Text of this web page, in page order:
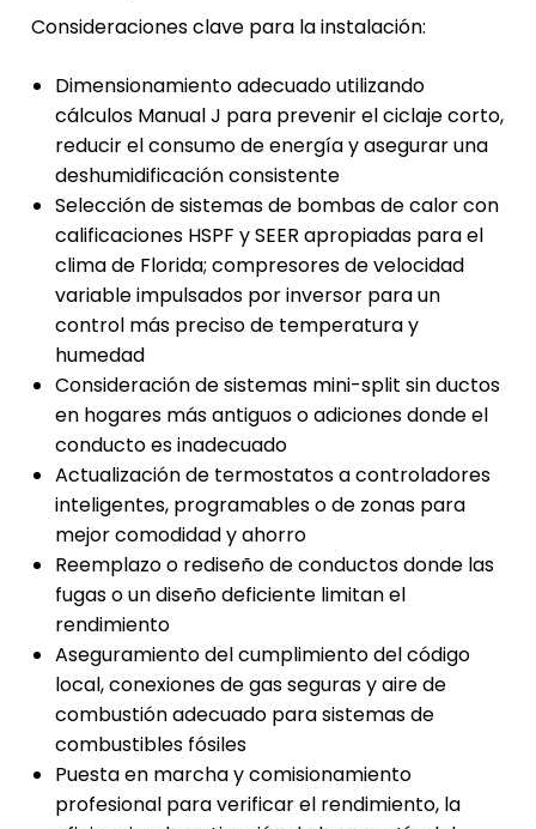
Consideraciones clave para la instalación:
Dimensionamiento adecuado utilizando
cálculos Manual J para prevenir el ciclaje corto,
reducir el consumo de energía y asegurar una
deshumidificación consistente
Selección de sistemas de bombas de calor con
calificaciones HSPF y SEER apropiadas para el
clima de Florida; compresores de velocidad
variable impulsados por inversor para un
control más preciso de temperatura y
humedad
Consideración de sistemas mini-split sin ductos
en hogares más antiguos o adiciones donde el
conducto es inadecuado
Actualización de termostatos a controladores
inteligentes, programables o de zonas para
mejor comodidad y ahorro
Reemplazo o rediseño de conductos donde las
fugas o un diseño deficiente limitan el
rendimiento
Aseguramiento del cumplimiento del código
local, conexiones de gas seguras y aire de
combustión adecuado para sistemas de
combustibles fósiles
Puesta en marcha y comisionamiento
profesional para verificar el rendimiento, la